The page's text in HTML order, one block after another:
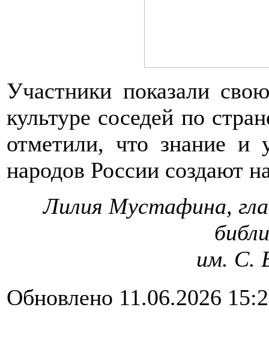
Участники показали
культуре соседей по
отметили, что знание и
народов России создают
Лилия Мустафина,
им. С.
Обновлено 11.06.2026